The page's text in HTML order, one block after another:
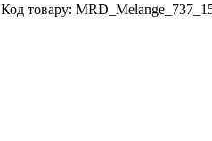
Код товару: